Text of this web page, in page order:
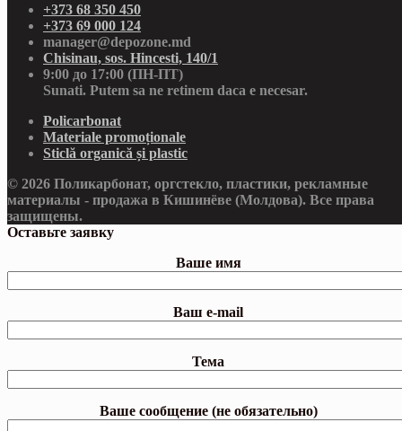
+373 68 350 450
+373 69 000 124
manager@depozone.md
Chisinau, sos. Hincesti, 140/1
9:00 до 17:00 (ПН-ПТ)
Sunati. Putem sa ne retinem daca e necesar.
Policarbonat
Materiale promoționale
Sticlă organică și plastic
© 2026 Поликарбонат, оргстекло, пластики, рекламные
материалы - продажа в Кишинёве (Молдова). Все права
защищены.
Оставьте заявку
Ваше имя
Ваш e-mail
Тема
Ваше сообщение (не обязательно)